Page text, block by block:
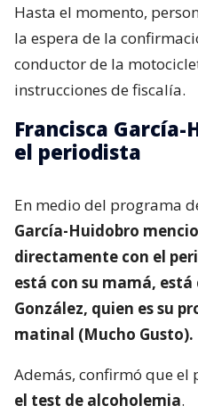
Hasta el momento,
la espera de la
conductor de la
instrucciones de fiscalía.
Francisca
el periodista
En medio del programa
García-Huidobro
directamente con el
está con su mamá, está
González, quien es su
matinal (Mucho
Además, confirmó que el
el test de alcoholemia.